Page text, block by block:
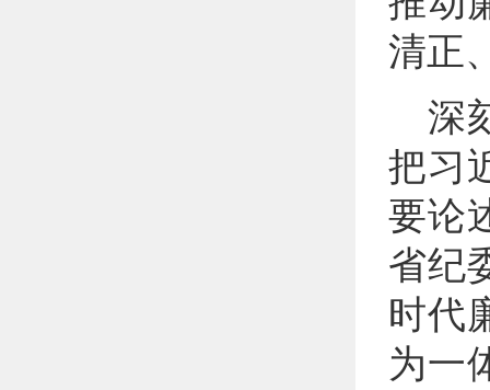
清正
深
把习
要论
省纪
时代
为一